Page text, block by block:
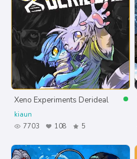
Xeno Experiments Derideal
kiaun
7703
108 5